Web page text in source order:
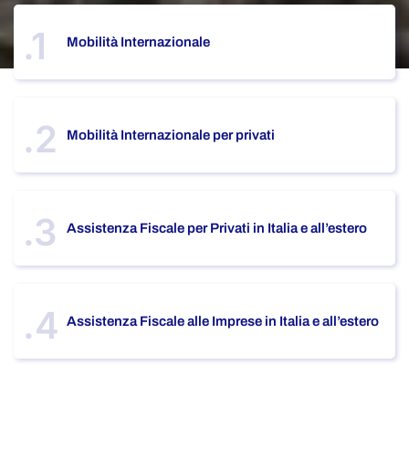
.1 Mobilità Internazionale
.2 Mobilità Internazionale per privati
.3 Assistenza Fiscale per Privati in Italia e all’estero
.4 Assistenza Fiscale alle Imprese in Italia e all’estero